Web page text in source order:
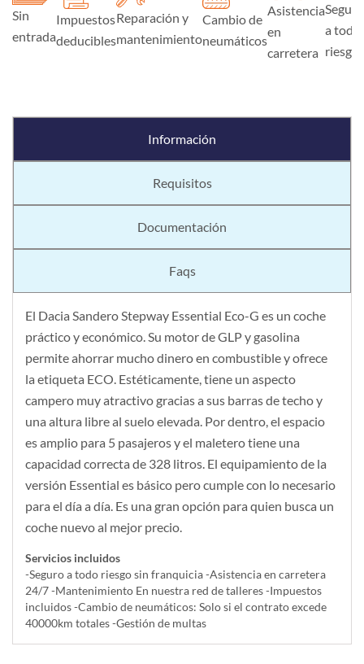
Sin
entrada
Impuestos
deducibles
Reparación y
mantenimiento
Cambio de
neumáticos
Asistencia
en
carretera
Seguro
a todo
riesgo
Información
Requisitos
Documentación
Faqs
El Dacia Sandero Stepway Essential Eco-G es un coche
práctico y económico. Su motor de GLP y gasolina
permite ahorrar mucho dinero en combustible y ofrece
la etiqueta ECO. Estéticamente, tiene un aspecto
campero muy atractivo gracias a sus barras de techo y
una altura libre al suelo elevada. Por dentro, el espacio
es amplio para 5 pasajeros y el maletero tiene una
capacidad correcta de 328 litros. El equipamiento de la
versión Essential es básico pero cumple con lo necesario
para el día a día. Es una gran opción para quien busca un
coche nuevo al mejor precio.
Servicios incluidos
-Seguro a todo riesgo sin franquicia -Asistencia en carretera
24/7 -Mantenimiento En nuestra red de talleres -Impuestos
incluidos -Cambio de neumáticos: Solo si el contrato excede
40000km totales -Gestión de multas